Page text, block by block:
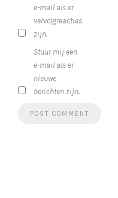
e-mail als er
vervolgreacties
zijn.
Stuur mij een
e-mail als er
nieuwe
berichten zijn.